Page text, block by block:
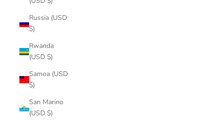
Russia (USD
$)
Rwanda
(USD $)
Samoa (USD
$)
San Marino
(USD $)